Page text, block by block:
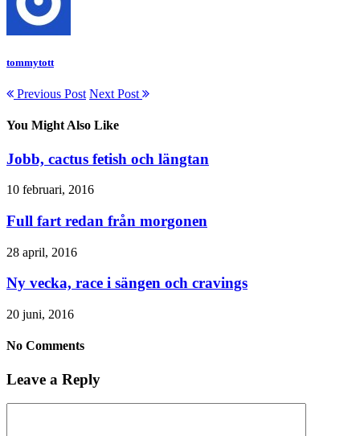
tommytott
Previous Post Next Post
You Might Also Like
Jobb, cactus fetish och längtan
10 februari, 2016
Full fart redan från morgonen
28 april, 2016
Ny vecka, race i sängen och cravings
20 juni, 2016
No Comments
Leave a Reply